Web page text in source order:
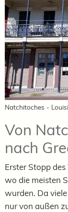
Natchitoches -
Von
nach
Erster Stopp des
wo die meisten
wurden. Da
nur von außen